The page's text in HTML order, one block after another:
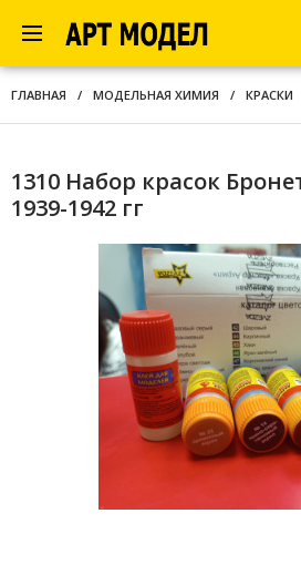
ГЛАВНАЯ / МОДЕЛЬНАЯ ХИМИЯ / КРАСКИ
1310 Набор красок
1939-1942 гг